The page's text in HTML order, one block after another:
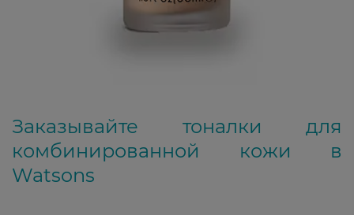
Заказывайте тоналки для
комбинированной кожи в
Watsons